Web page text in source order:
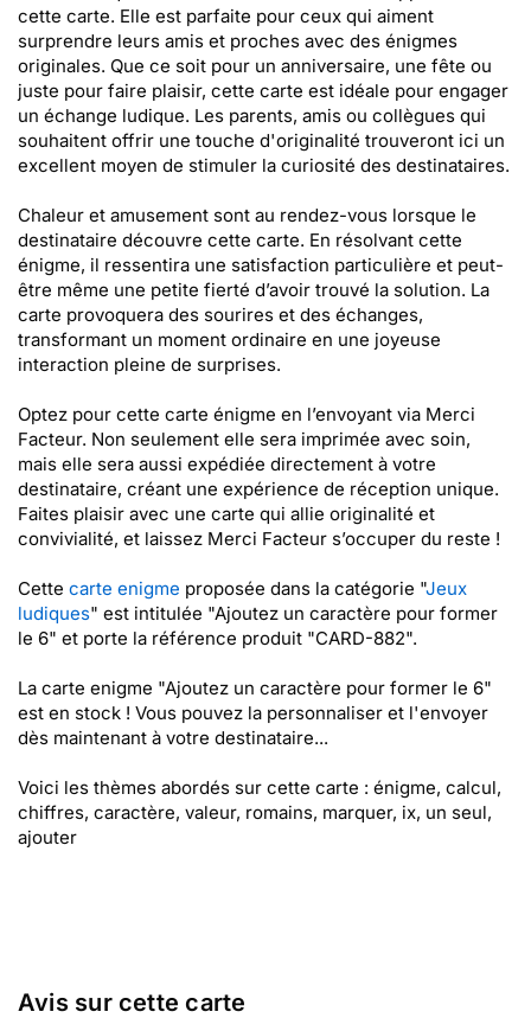
cette carte. Elle est parfaite pour ceux qui aiment
surprendre leurs amis et proches avec des énigmes
originales. Que ce soit pour un anniversaire, une fête ou
juste pour faire plaisir, cette carte est idéale pour engager
un échange ludique. Les parents, amis ou collègues qui
souhaitent offrir une touche d'originalité trouveront ici un
excellent moyen de stimuler la curiosité des destinataires.
Chaleur et amusement sont au rendez-vous lorsque le
destinataire découvre cette carte. En résolvant cette
énigme, il ressentira une satisfaction particulière et peut-
être même une petite fierté d’avoir trouvé la solution. La
carte provoquera des sourires et des échanges,
transformant un moment ordinaire en une joyeuse
interaction pleine de surprises.
Optez pour cette carte énigme en l’envoyant via Merci
Facteur. Non seulement elle sera imprimée avec soin,
mais elle sera aussi expédiée directement à votre
destinataire, créant une expérience de réception unique.
Faites plaisir avec une carte qui allie originalité et
convivialité, et laissez Merci Facteur s’occuper du reste !
Cette carte enigme proposée dans la catégorie "Jeux
ludiques" est intitulée "Ajoutez un caractère pour former
le 6" et porte la référence produit "CARD-882".
La carte enigme "Ajoutez un caractère pour former le 6"
est en stock ! Vous pouvez la personnaliser et l'envoyer
dès maintenant à votre destinataire...
Voici les thèmes abordés sur cette carte : énigme, calcul,
chiffres, caractère, valeur, romains, marquer, ix, un seul,
ajouter
Avis sur cette carte